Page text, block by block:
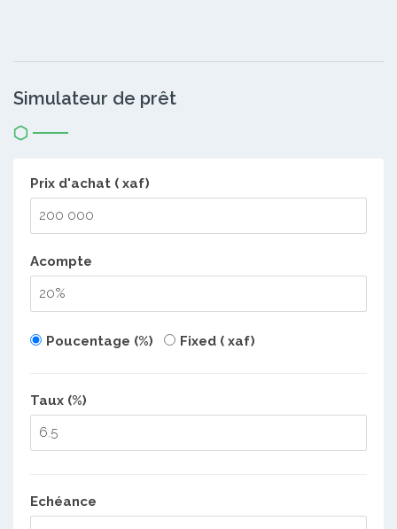
Simulateur de prêt
Prix d'achat ( xaf)
Acompte
Poucentage (%) Fixed ( xaf)
Taux (%)
Echéance